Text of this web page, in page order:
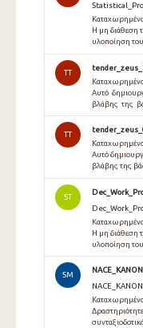
Η μη διάθεση
υλοποίηση
TT
Αυτό
βλάβης της
TT
Αυτό
βλάβης της
ST
Η μη διάθεση
υλοποίηση του
SM